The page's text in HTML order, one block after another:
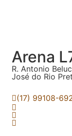
Arena
R. Antonio
José do Rio
(17) 99108-